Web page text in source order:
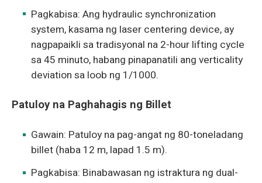
Pagkabisa: Ang hydraulic synchronization
system, kasama ng laser centering device, ay
nagpapaikli sa tradisyonal na 2-hour lifting cycle
sa 45 minuto, habang pinapanatili ang verticality
deviation sa loob ng 1/1000.
Patuloy na Paghahagis ng Billet
Gawain: Patuloy na pag-angat ng 80-toneladang
billet (haba 12 m, lapad 1.5 m).
Pagkabisa: Binabawasan ng istraktura ng dual-